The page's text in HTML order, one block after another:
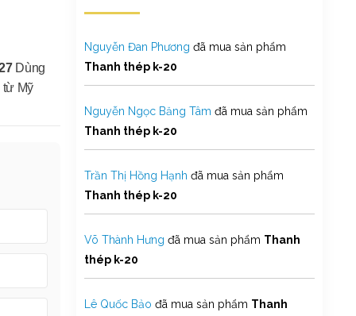
Dùng
từ Mỹ
Nguyễn Đan Phương đã mua sản phẩm
Thanh thép k-20
Nguyễn Ngọc Băng Tâm đã mua sản phẩm
Thanh thép k-20
Trần Thị Hồng Hạnh đã mua sản phẩm
Thanh thép k-20
Võ Thành Hưng đã mua sản phẩm Thanh
thép k-20
Lê Quốc Bảo đã mua sản phẩm Thanh